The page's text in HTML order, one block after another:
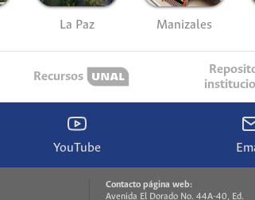
La Paz Manizales
Recursos
YouTube
Contacto página web:
Avenida El Dorado No. 44A-40, Ed.